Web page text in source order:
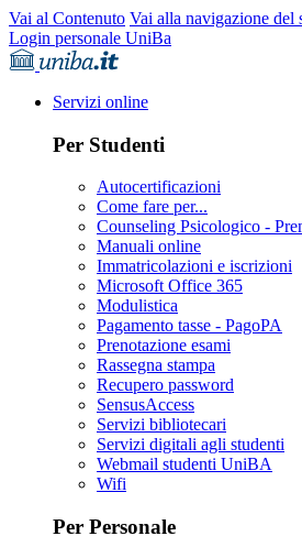
Vai al Contenuto Vai alla navigazione del
Login personale UniBa
Servizi online
Per Studenti
Autocertificazioni
Come fare per...
Counseling Psicologico -
Manuali online
Immatricolazioni e iscrizioni
Microsoft Office 365
Modulistica
Pagamento tasse - PagoPA
Prenotazione esami
Rassegna stampa
Recupero password
SensusAccess
Servizi bibliotecari
Servizi digitali agli studenti
Webmail studenti UniBA
Wifi
Per Personale